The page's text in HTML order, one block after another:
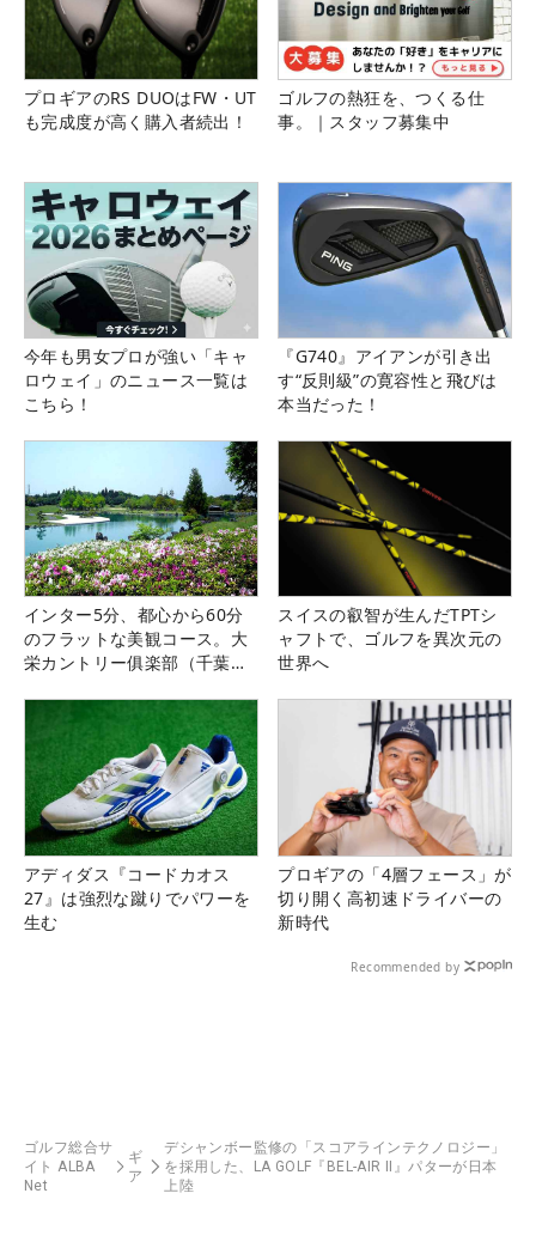
プロギアのRS DUOはFW・UT
も完成度が高く購入者続出！
ゴルフの熱狂を、つくる仕
事。｜スタッフ募集中
今年も男女プロが強い「キャ
ロウェイ」のニュース一覧は
こちら！
『G740』アイアンが引き出
す“反則級”の寛容性と飛びは
本当だった！
インター5分、都心から60分
のフラットな美観コース。大
栄カントリー俱楽部（千葉
スイスの叡智が生んだTPTシ
ャフトで、ゴルフを異次元の
世界へ
アディダス『コードカオス
27』は強烈な蹴りでパワーを
生む
プロギアの「4層フェース」が
切り開く高初速ドライバーの
新時代
Recommended by
ゴルフ総合サ
イト ALBA
Net
ギ
ア
デシャンボー監修の「スコアラインテクノロジー」
を採用した、LA GOLF『BEL-AIR II』パターが日本
上陸